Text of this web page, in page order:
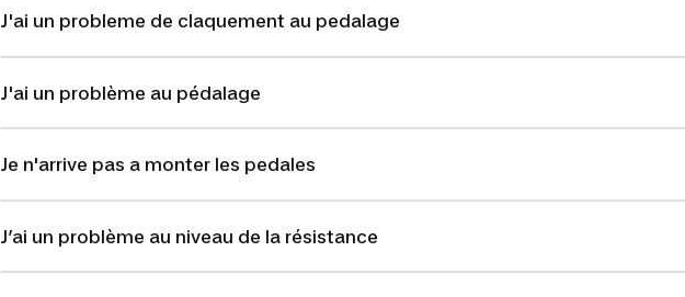
J'ai un probleme de claquement au pedalage
J'ai un problème au pédalage
Je n'arrive pas a monter les pedales
J’ai un problème au niveau de la résistance